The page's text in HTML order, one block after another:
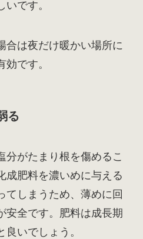
です。
合は夜だけ暖かい場所に
です。
る
分がたまり根を傷めるこ
成肥料を濃いめに与える
てしまうため、薄めに回
安全です。肥料は成長期
いでしょう。